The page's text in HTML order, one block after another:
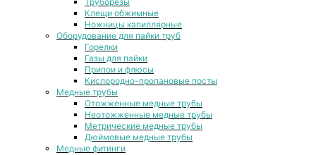
Клещи обжимные
Ножницы капиллярные
Оборудование для пайки труб
Горелки
Газы для пайки
Припои и флюсы
Кислородно-пропановые посты
Медные трубы
Отожженные медные трубы
Неотожженные медные трубы
Метрические медные трубы
Дюймовые медные трубы
Медные фитинги